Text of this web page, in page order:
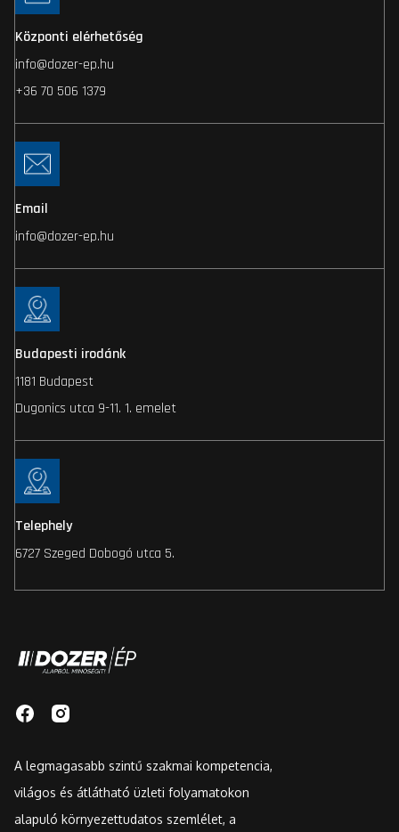
Központi elérhetőség
info@dozer-ep.hu
+36 70 506 1379
Email
info@dozer-ep.hu
Budapesti irodánk
1181 Budapest
Dugonics utca 9-11. 1. emelet
Telephely
6727 Szeged Dobogó utca 5.
A legmagasabb szintű szakmai kompetencia,
világos és átlátható üzleti folyamatokon
alapuló környezettudatos szemlélet, a